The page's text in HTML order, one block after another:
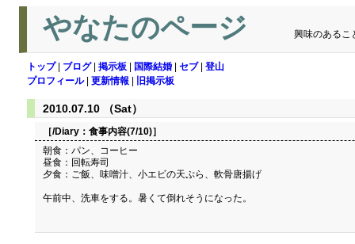
やなたのページ 興味のあるこ
トップ| ブログ| 掲示板 国際結婚 セブ| 登山
プロフィール| 更新情報 旧掲示板
2010.07.10 （Sat）
［/Diary： 食事内容(7/10)］
朝食：パン、コーヒー
昼食：回転寿司
夕食：ご飯、味噌汁、小エビの天ぷら、軟骨唐揚げ
午前中、洗車をする。暑くて倒れそうになった。